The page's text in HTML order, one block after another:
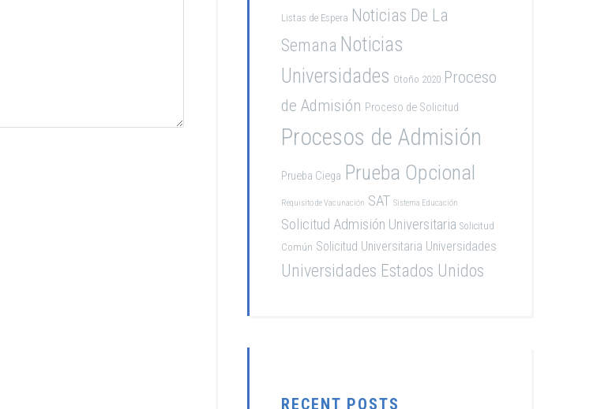
Listas de Espera Noticias De La
Semana Noticias
Universidades Otoño 2020 Proceso
de Admisión Proceso de Solicitud
Procesos de Admisión
Prueba Ciega Prueba Opcional
Requisito de Vacunación SAT Sistema Educación
Solicitud Admisión Universitaria Solicitud
Común Solicitud Universitaria Universidades
Universidades Estados Unidos
RECENT POSTS